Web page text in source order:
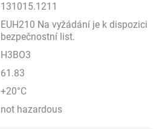
131015.1211
EUH210 Na vyžádání je k dispozici
bezpečnostní list.
H3BO3
61.83
+20°C
not hazardous